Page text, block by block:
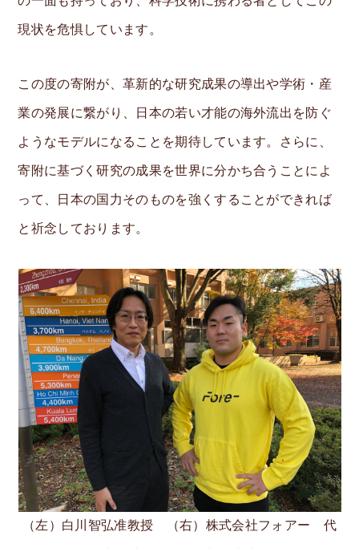
現状を危惧しています。
この度の寄附が、革新的な研究成果の導出や学術・産
業の発展に繋がり、日本の若い才能の海外流出を防ぐ
ようなモデルになることを期待しています。さらに、
寄附に基づく研究の成果を世界に分かち合うことによ
って、日本の国力そのものを強くすることができれば
と祈念しております。
（左）白川智弘准教授 （右）株式会社フォアー 代